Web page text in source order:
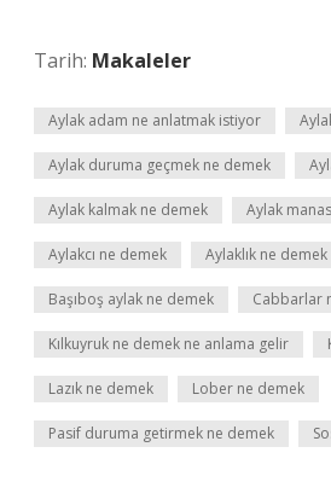
Tarih: Makaleler
Aylak adam ne anlatmak istiyor
Aylak duruma geçmek ne demek
Aylak kalmak ne demek Aylak
Aylakcı ne demek Aylaklık ne demek
Başıboş aylak ne demek Cabbarlar
Kılkuyruk ne demek ne anlama gelir
Lazık ne demek Lober ne demek
Pasif duruma getirmek ne demek